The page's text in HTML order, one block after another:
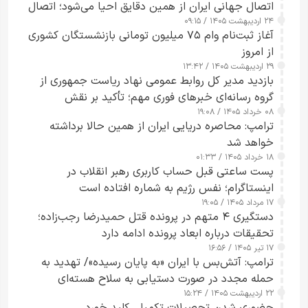
اتصال جهانی ایران از همین دقایق احیا می‌شود؛ اتصال
کامل مردم تا ۲۴ ساعت آینده
۲۴ اردیبهشت ۱۴۰۵ / ۰۹:۱۵
آغاز ثبت‌نام وام ۷۵ میلیون تومانی بازنشستگان کشوری
از امروز
۲۹ اردیبهشت ۱۴۰۵ / ۱۳:۴۲
بازدید مدیر کل روابط عمومی نهاد ریاست جمهوری از
گروه رسانه‌ای خبرهای فوری مهم؛ تأکید بر نقش
رسانه‌های هوشمند و مسئول در ارتقای آگاهی عمومی
۰۸ خرداد ۱۴۰۵ / ۱۹:۰۸
ترامپ: محاصره دریایی ایران از همین حالا برداشته
خواهد شد
۱۸ خرداد ۱۴۰۵ / ۰۱:۳۳
پست ساعتی قبل حساب کاربری رهبر انقلاب در
اینستاگرام؛ نفس رژیم به شماره افتاده است​
۱۷ مرداد ۱۴۰۵ / ۱۹:۰۵
دستگیری ۴ متهم در پرونده قتل حمیدرضا رجب‌زاده؛
تحقیقات درباره ابعاد پرونده ادامه دارد
۱۷ تیر ۱۴۰۵ / ۱۶:۵۶
ترامپ: آتش‌بس با ایران «به پایان رسیده»/ تهدید به
حمله مجدد در صورت دستیابی به سلاح هسته‌ای
۲۲ اردیبهشت ۱۴۰۵ / ۱۵:۲۴